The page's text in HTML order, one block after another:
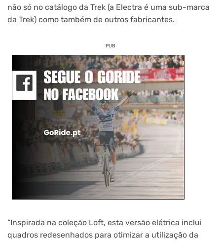
não só no catálogo da Trek (a Electra é uma sub-marca
da Trek) como também de outros fabricantes.
PUB
“Inspirada na coleção Loft, esta versão elétrica inclui
quadros redesenhados para otimizar a utilização da